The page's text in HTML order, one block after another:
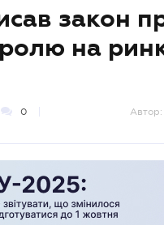
закон
на
0 Автор: